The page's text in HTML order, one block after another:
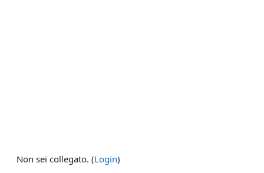
Non sei collegato. (Login)